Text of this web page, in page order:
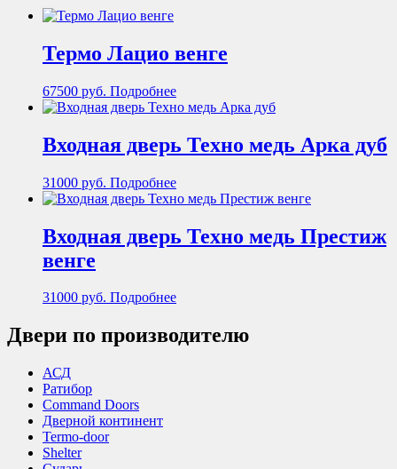
Термо Лацио венге
67500 руб. Подробнее
Входная дверь Техно медь Арка дуб
31000 руб. Подробнее
Входная дверь Техно медь Престиж
венге
31000 руб. Подробнее
Двери по производителю
АСД
Ратибор
Command Doors
Дверной континент
Termo-door
Shelter